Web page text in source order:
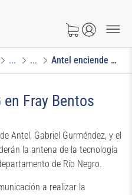
... ... Antel enciende el 5G en Fray Bentos
Fray Bentos
Antel, Gabriel Gurméndez, y el
la antena de la tecnología
de Río Negro.
a realizar la